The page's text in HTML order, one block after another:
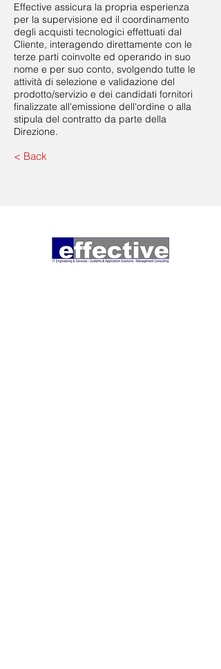
Effective assicura la propria esperienza
per la supervisione ed il coordinamento
degli acquisti tecnologici effettuati dal
Cliente, interagendo direttamente con le
terze parti coinvolte ed operando in suo
nome e per suo conto, svolgendo tutte le
attività di selezione e validazione del
prodotto/servizio e dei candidati fornitori
finalizzate all'emissione dell'ordine o alla
stipula del contratto da parte della
Direzione.
< Back